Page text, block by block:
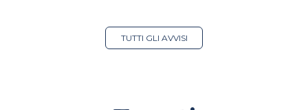
TUTTI GLI AVVISI